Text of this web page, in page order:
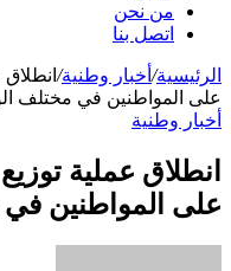
من نحن
اتصل بنا
الرئيسية/ أخبار وطنية/
على المواطنين في مختلف
أخبار وطنية
على المواطنين في